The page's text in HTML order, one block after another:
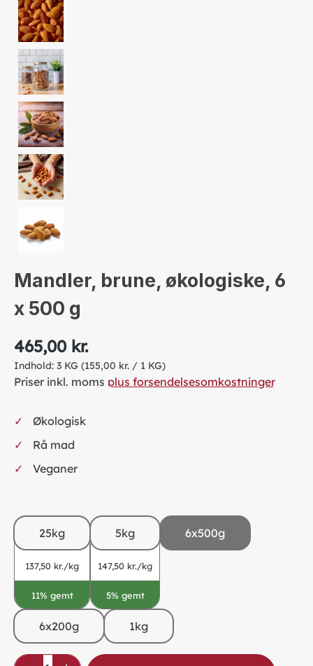
Mandler, brune, økologiske, 6
x 500 g
465,00 kr.
Indhold: 3 KG (155,00 kr. / 1 KG)
Priser inkl. moms plus forsendelsesomkostninger
Økologisk
Rå mad
Veganer
25kg
137,50 kr./kg
11% gemt
5kg
147,50 kr./kg
5% gemt
6x500g
6x200g 1kg